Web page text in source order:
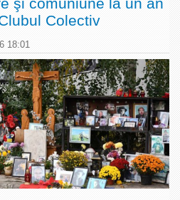
Colectiv
18:01